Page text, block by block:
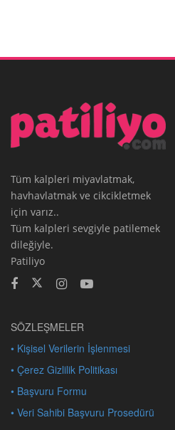
Tüm kalpleri miyavlatmak,
havhavlatmak ve cikcikletmek
için varız..
Tüm kalpleri sevgiyle patilemek
dileğiyle.
Patiliyo
SÖZLEŞMELER
• Kişisel Verilerin İşlenmesi
• Çerez Gizlilik Politikası
• Başvuru Formu
• Veri Sahibi Başvuru Prosedürü